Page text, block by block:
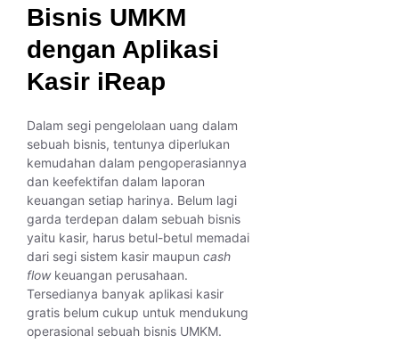
Bisnis UMKM
dengan Aplikasi
Kasir iReap
Dalam segi pengelolaan uang dalam
sebuah bisnis, tentunya diperlukan
kemudahan dalam pengoperasiannya
dan keefektifan dalam laporan
keuangan setiap harinya. Belum lagi
garda terdepan dalam sebuah bisnis
yaitu kasir, harus betul-betul memadai
dari segi sistem kasir maupun cash
flowkeuangan perusahaan.
Tersedianya banyak aplikasi kasir
gratis belum cukup untuk mendukung
operasional sebuah bisnis UMKM.